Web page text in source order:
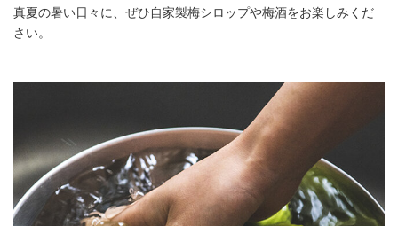
真夏の暑い日々に、ぜひ自家製梅シロップや梅酒をお楽しみくだ
さい。